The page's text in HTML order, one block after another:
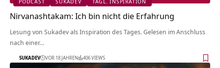
Nirvanashtakam: Ich bin nicht die Erfahrung
Lesung von Sukadev als Inspiration des Tages. Gelesen im Anschluss
nach einer…
SUKADEV VOR 18 JAHREN 406 VIEWS